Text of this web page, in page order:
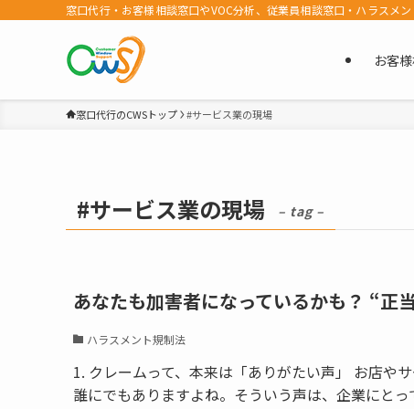
窓口代行・お客様相談窓口やVOC分析、従業員相談窓口・ハラスメ
お客
窓口代行のCWSトップ #サービス業の現場
#サービス業の現場 – tag –
あなたも加害者になっているかも？ “正
ハラスメント規制法
1. クレームって、本来は「ありがたい声」 お店や
誰にでもありますよね。そういう声は、企業にと